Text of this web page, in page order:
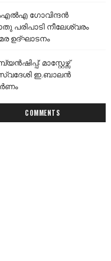
ഗോവിന്ദൻ
പരിപാടി നീലേശ്വരം
ഉദ്ഘാടനം
മാസ്റ്റേഴ്സ്
സ്വദേശി ഇ.ബാലൻ
COMMENTS